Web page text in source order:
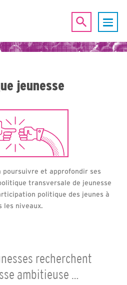
jeunesse
poursuivre et approfondir ses
transversale de jeunesse
politique des jeunes à
les niveaux.
recherchent
ambitieuse …